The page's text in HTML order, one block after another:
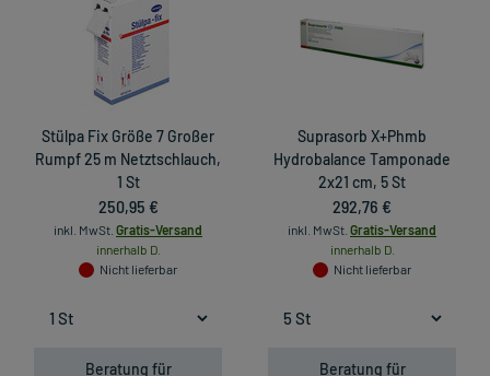
Stülpa Fix Größe 7 Großer
Rumpf 25 m Netztschlauch,
1 St
250,95 €
inkl. MwSt. Gratis-Versand
innerhalb D.
Nicht lieferbar
Beratung für
Suprasorb X+Phmb
Hydrobalance Tamponade
2x21 cm, 5 St
292,76 €
inkl. MwSt. Gratis-Versand
innerhalb D.
Nicht lieferbar
Beratung für